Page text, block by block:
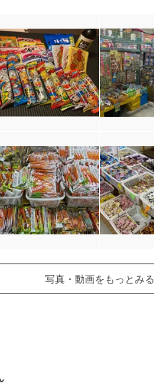
写真・動画をもっとみる